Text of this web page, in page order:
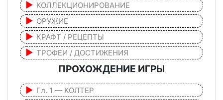
КОЛЛЕКЦИОНИРОВАНИЕ
ОРУЖИЕ
КРАФТ / РЕЦЕПТЫ
ТРОФЕИ / ДОСТИЖЕНИЯ
ПРОХОЖДЕНИЕ ИГРЫ
Гл. 1 — КОЛТЕР